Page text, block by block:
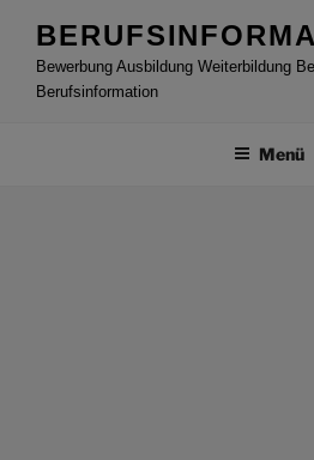
Inhalt
springenBewerbung Ausbildung Weiterbildung
Berufsinformation
Menü